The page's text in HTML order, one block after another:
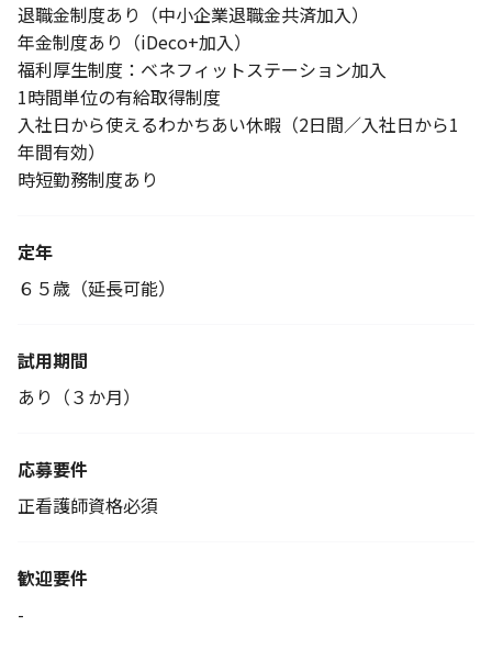
退職金制度あり（中小企業退職金共済加入）
年金制度あり（iDeco+加入）
福利厚生制度：ベネフィットステーション加入
1時間単位の有給取得制度
入社日から使えるわかちあい休暇（2日間／入社日から1
年間有効）
時短勤務制度あり
定年
６５歳（延長可能）
試用期間
あり（３か月）
応募要件
正看護師資格必須
歓迎要件
-